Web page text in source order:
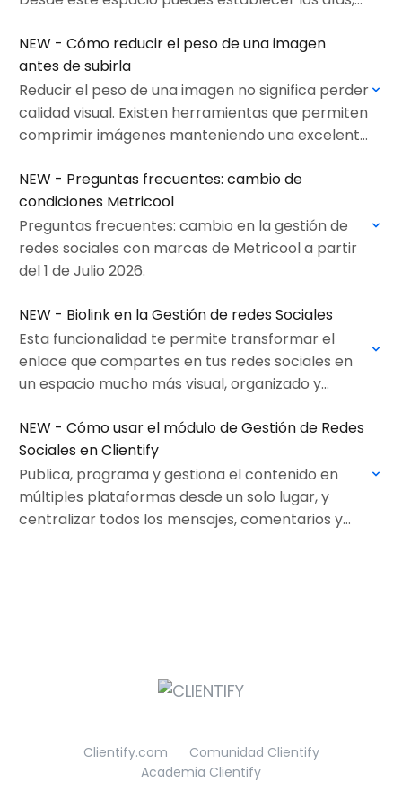
automáticamente, facilitando la organización
de…
NEW - Cómo reducir el peso de una imagen
antes de subirla
Reducir el peso de una imagen no significa perder
calidad visual. Existen herramientas que permiten
comprimir imágenes manteniendo una excelente
NEW - Preguntas frecuentes: cambio de
condiciones Metricool
Preguntas frecuentes: cambio en la gestión de
redes sociales con marcas de Metricool a partir
del 1 de Julio 2026.
NEW - Biolink en la Gestión de redes Sociales
Esta funcionalidad te permite transformar el
enlace que compartes en tus redes sociales en
un espacio mucho más visual, organizado y
NEW - Cómo usar el módulo de Gestión de Redes
Sociales en Clientify
Publica, programa y gestiona el contenido en
múltiples plataformas desde un solo lugar, y
centralizar todos los mensajes, comentarios y
Clientify.com
Comunidad Clientify
Academia Clientify